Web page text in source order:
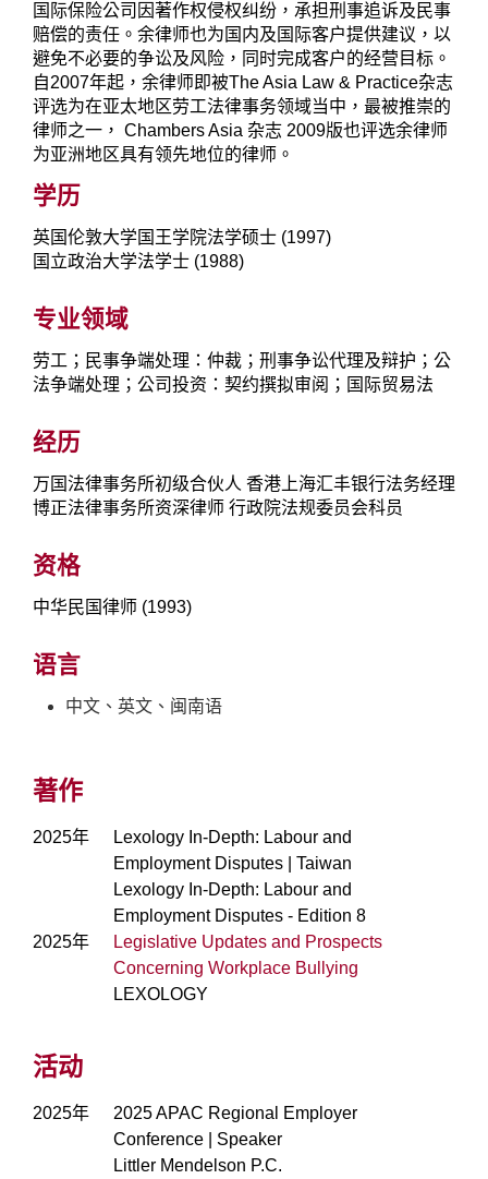
国际保险公司因著作权侵权纠纷，承担刑事追诉及民事
赔偿的责任。余律师也为国内及国际客户提供建议，以
避免不必要的争讼及风险，同时完成客户的经营目标。
自2007年起，余律师即被The Asia Law & Practice杂志
评选为在亚太地区劳工法律事务领域当中，最被推崇的
律师之一， Chambers Asia 杂志 2009版也评选余律师
为亚洲地区具有领先地位的律师。
学历
英国伦敦大学国王学院法学硕士 (1997)
国立政治大学法学士 (1988)
专业领域
劳工；民事争端处理：仲裁；刑事争讼代理及辩护；公
法争端处理；公司投资：契约撰拟审阅；国际贸易法
经历
万国法律事务所初级合伙人 香港上海汇丰银行法务经理
博正法律事务所资深律师 行政院法规委员会科员
资格
中华民国律师 (1993)
语言
中文、英文、闽南语
著作
2025年
Lexology In-Depth: Labour and
Employment Disputes | Taiwan
Lexology In-Depth: Labour and
Employment Disputes - Edition 8
2025年
Legislative Updates and Prospects
Concerning Workplace Bullying
LEXOLOGY
活动
2025年
2025 APAC Regional Employer
Conference | Speaker
Littler Mendelson P.C.